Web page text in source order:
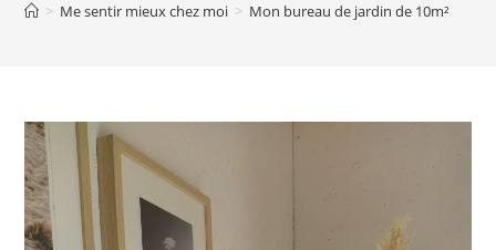
> Me sentir mieux chez moi > Mon bureau de jardin de 10m²